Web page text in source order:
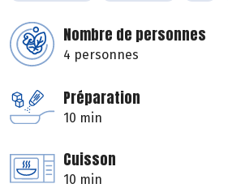
Nombre de personnes
4 personnes
Préparation
10 min
Cuisson
10 min